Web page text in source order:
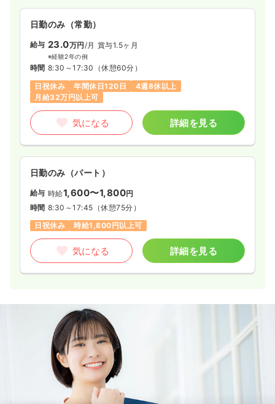
日勤のみ（常勤）
給与 23.0万円/月 賞与1.5ヶ月
※経験2年の例
時間 8:30～17:30 （休憩60分）
日祝休み
年間休日120日
4週8休以上
月給32万円以上可
気になる 詳細を見る
日勤のみ（パート）
給与 時給1,600〜1,800円
時間 8:30～17:45 （休憩75分）
日祝休み
時給1,800円以上可
気になる 詳細を見る